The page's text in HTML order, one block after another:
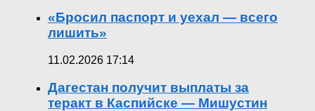
«Бросил паспорт и уехал — всего
лишить»
11.02.2026 17:14
Дагестан получит выплаты за
теракт в Каспийске — Мишустин